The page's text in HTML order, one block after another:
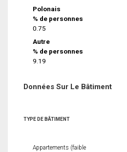
Polonais
% de personnes
0.75
Autre
% de personnes
9.19
Données Sur Le Bâtiment
TYPE DE BÂTIMENT
Appartements (faible